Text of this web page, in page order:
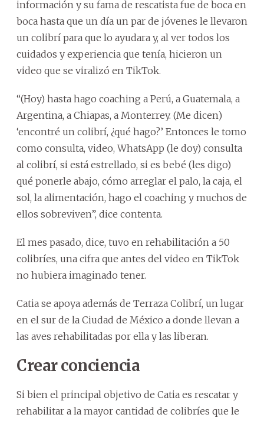
información y su fama de rescatista fue de boca en
boca hasta que un día un par de jóvenes le llevaron
un colibrí para que lo ayudara y, al ver todos los
cuidados y experiencia que tenía, hicieron un
video que se viralizó en TikTok.
“(Hoy) hasta hago coaching a Perú, a Guatemala, a
Argentina, a Chiapas, a Monterrey. (Me dicen)
‘encontré un colibrí, ¿qué hago?’ Entonces le tomo
como consulta, video, WhatsApp (le doy) consulta
al colibrí, si está estrellado, si es bebé (les digo)
qué ponerle abajo, cómo arreglar el palo, la caja, el
sol, la alimentación, hago el coaching y muchos de
ellos sobreviven”, dice contenta.
El mes pasado, dice, tuvo en rehabilitación a 50
colibríes, una cifra que antes del video en TikTok
no hubiera imaginado tener.
Catia se apoya además de Terraza Colibrí, un lugar
en el sur de la Ciudad de México a donde llevan a
las aves rehabilitadas por ella y las liberan.
Crear conciencia
Si bien el principal objetivo de Catia es rescatar y
rehabilitar a la mayor cantidad de colibríes que le